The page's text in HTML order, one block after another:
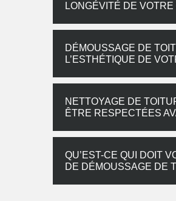
LONGÉVITÉ DE
DÉMOUSSAGE DE
L’ESTHÉTIQUE DE
NETTOYAGE DE
ÊTRE RESPECTÉES
QU’EST-CE QUI DOIT
DE DÉMOUSSAGE DE